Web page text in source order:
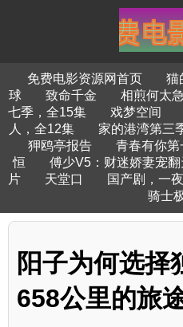
免费电影资源网首页 猫
球
致命千金 相煎何太急
七季，全15集
戏梦空间
人，全12集
家的港湾第三
狎鸥亭报告
青春有你第
恒
傅少V5：财迷娇妻宠翻
片
天堂口 国产剧，一
骑士
阳子为何选择
658公里的旅